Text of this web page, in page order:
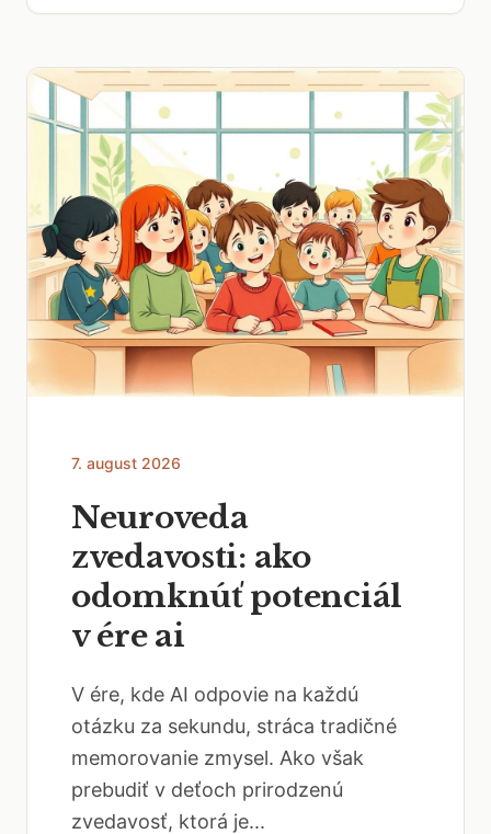
7. august 2026
Neuroveda
zvedavosti: ako
odomknúť potenciál
v ére ai
V ére, kde AI odpovie na každú
otázku za sekundu, stráca tradičné
memorovanie zmysel. Ako však
prebudiť v deťoch prirodzenú
zvedavosť, ktorá je...